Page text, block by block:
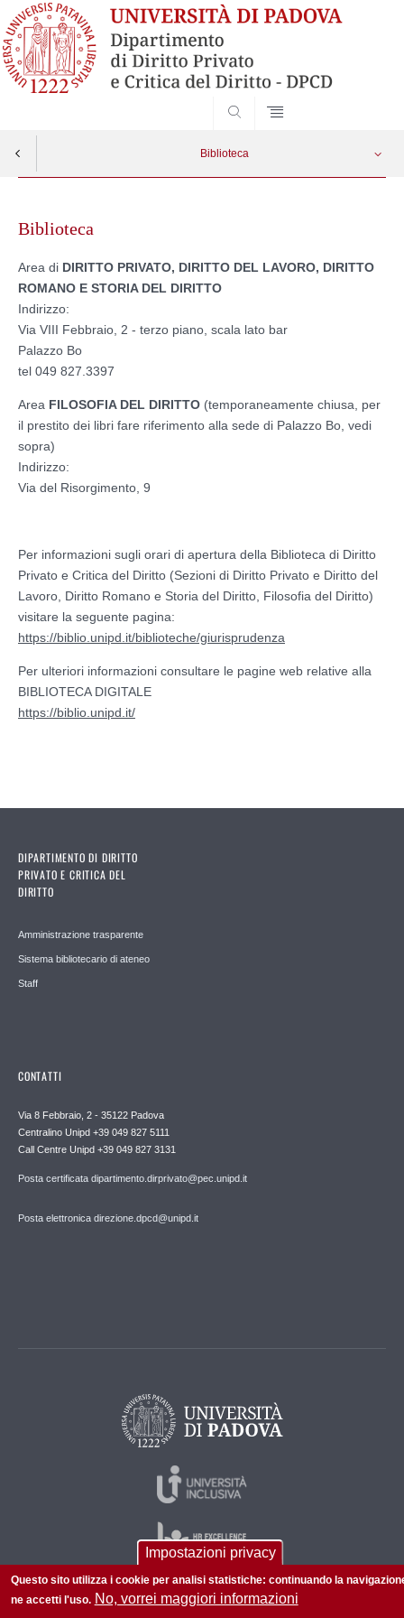
Biblioteca
contentBiblioteca
Area di DIRITTO PRIVATO, DIRITTO DEL LAVORO, DIRITTO
ROMANO E STORIA DEL DIRITTO
Indirizzo:
Via VIII Febbraio, 2 - terzo piano, scala lato bar
Palazzo Bo
tel 049 827.3397
Area FILOSOFIA DEL DIRITTO (temporaneamente chiusa, per
il prestito dei libri fare riferimento alla sede di Palazzo Bo, vedi
sopra)
Indirizzo:
Via del Risorgimento, 9
Per informazioni sugli orari di apertura della Biblioteca di Diritto
Privato e Critica del Diritto (Sezioni di Diritto Privato e Diritto del
Lavoro, Diritto Romano e Storia del Diritto, Filosofia del Diritto)
visitare la seguente pagina:
https://biblio.unipd.it/biblioteche/giurisprudenza
Per ulteriori informazioni consultare le pagine web relative alla
BIBLIOTECA DIGITALE
https://biblio.unipd.it/
DIPARTIMENTO DI DIRITTO
PRIVATO E CRITICA DEL
DIRITTO
Amministrazione trasparente
Sistema bibliotecario di ateneo
Staff
CONTATTI
Via 8 Febbraio, 2 - 35122 Padova
Centralino Unipd +39 049 827 5111
Call Centre Unipd +39 049 827 3131
Posta certificata dipartimento.dirprivato@pec.unipd.it
Posta elettronica direzione.dpcd@unipd.it
Impostazioni privacy
Questo sito utilizza i cookie per analisi statistiche: continuando la
ne accetti l'uso. No, vorrei maggiori informazioni